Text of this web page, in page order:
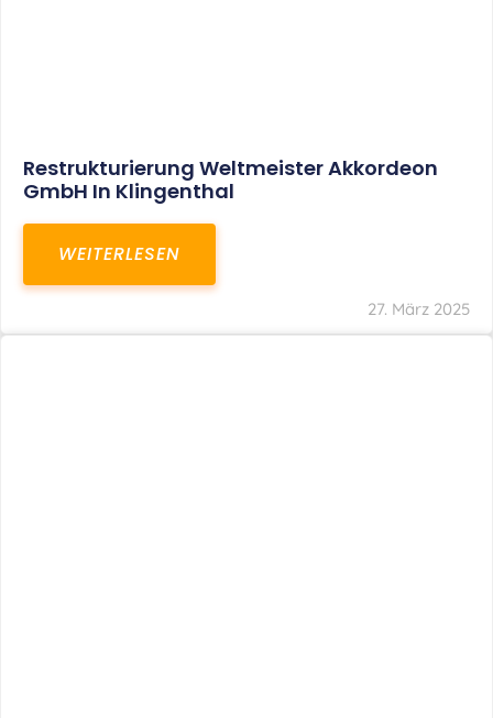
Restrukturierung Weltmeister Akkordeon
GmbH In Klingenthal
WEITERLESEN
27. März 2025